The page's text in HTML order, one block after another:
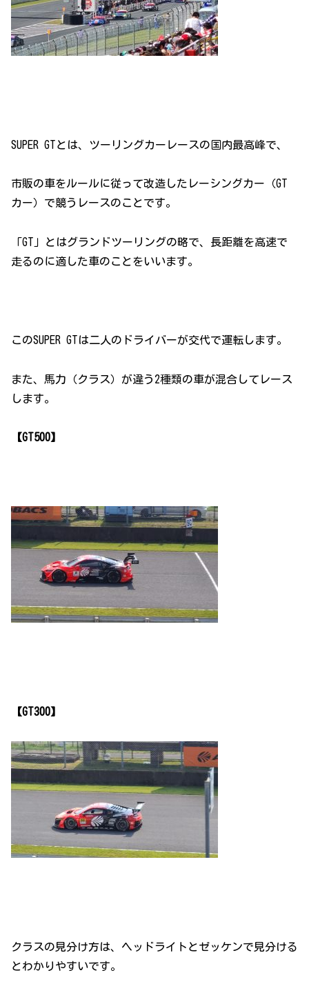
SUPER GTとは、ツーリングカーレースの国内最高峰で、
市販の車をルールに従って改造したレーシングカー（GT
カー）で競うレースのことです。
「GT」とはグランドツーリングの略で、長距離を高速で
走るのに適した車のことをいいます。
このSUPER GTは二人のドライバーが交代で運転します。
また、馬力（クラス）が違う2種類の車が混合してレース
します。
【GT500】
【GT300】
クラスの見分け方は、ヘッドライトとゼッケンで見分ける
とわかりやすいです。